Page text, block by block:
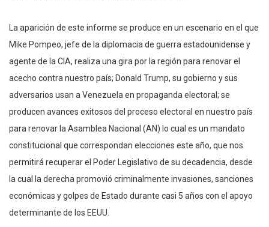
La aparición de este informe se produce en un escenario en el que
Mike Pompeo, jefe de la diplomacia de guerra estadounidense y
agente de la CIA, realiza una gira por la región para renovar el
acecho contra nuestro país; Donald Trump, su gobierno y sus
adversarios usan a Venezuela en propaganda electoral; se
producen avances exitosos del proceso electoral en nuestro país
para renovar la Asamblea Nacional (AN) lo cual es un mandato
constitucional que correspondan elecciones este año, que nos
permitirá recuperar el Poder Legislativo de su decadencia, desde
la cual la derecha promovió criminalmente invasiones, sanciones
económicas y golpes de Estado durante casi 5 años con el apoyo
determinante de los EEUU.